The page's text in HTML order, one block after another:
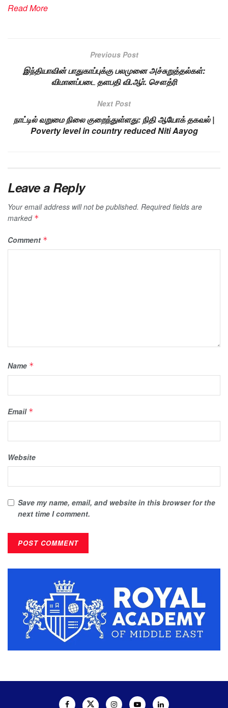
Read More
Previous Post
இந்தியாவின் பாதுகாப்புக்கு பலமுனை அச்சுறுத்தல்கள்:
விமானப்படை தளபதி வி.ஆா். சௌத்ரி
Next Post
நாட்டில் வறுமை நிலை குறைந்துள்ளது: நிதி ஆயோக் தகவல் |
Poverty level in country reduced Niti Aayog
Leave a Reply
Your email address will not be published. Required fields are
marked *
Comment *
Name *
Email *
Website
Save my name, email, and website in this browser for the
next time I comment.